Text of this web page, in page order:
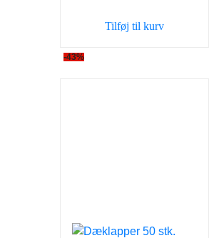
Tilføj til kurv
-43%